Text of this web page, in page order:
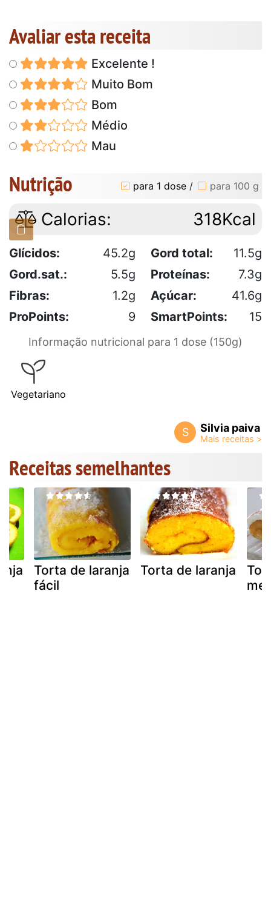
Avaliar esta receita
Excelente !
Muito Bom
Bom
Médio
Mau
Nutrição para 1 dose / para 100 g
Calorias: 318Kcal
Glícidos: 45.2g Gord total:
11.5g
Gord.sat.:
5.5g Proteínas:
7.3g
Fibras:
1.2g Açúcar:
41.6g
ProPoints:
9 SmartPoints: 15
Informação nutricional para 1 dose (150g)
Vegetariano
S Silvia paiva
Receitas semelhantes
Torta de laranja
fácil
Torta de laranja